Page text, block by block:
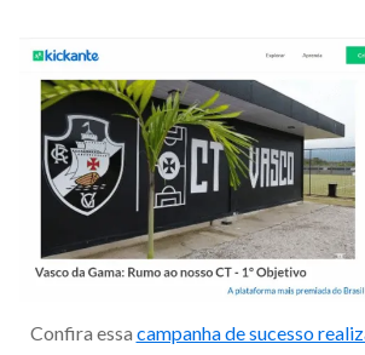
Confira essa campanha de sucesso